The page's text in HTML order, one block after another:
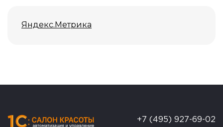
Яндекс.Метрика
+7 (495) 927-69-02